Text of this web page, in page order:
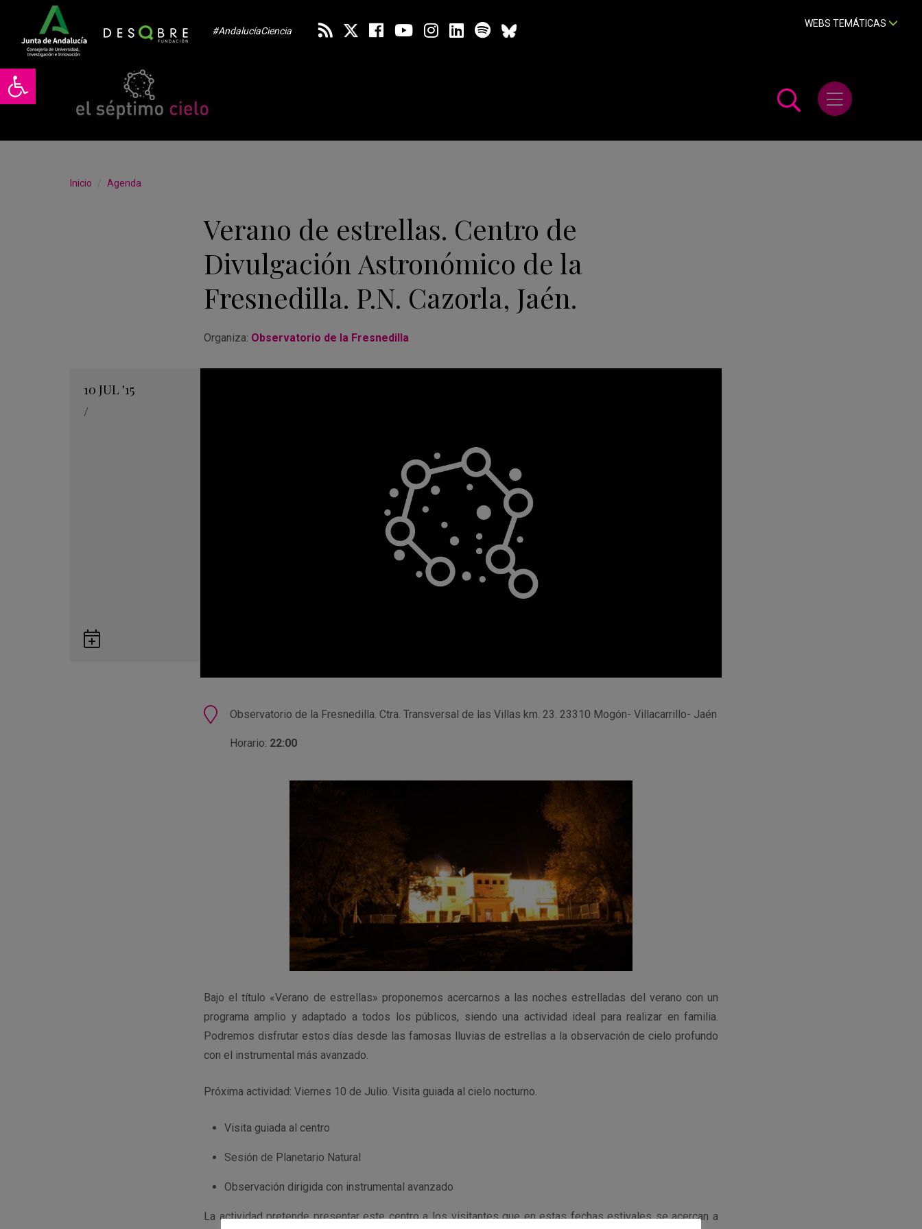
Abrir barra de herramientas
#AndalucíaCiencia
WEBS TEMÁTICAS
Abrir menú
Inicio Agenda
Verano de estrellas. Centro de
Divulgación Astronómico de la
Fresnedilla. P.N. Cazorla, Jaén.
Organiza: Observatorio de la Fresnedilla
10 JUL '15
/
Guardar
en
Ubicación
Observatorio de la Fresnedilla. Ctra. Transversal de las Villas km. 23. 23310 Mogón- Villacarrillo- Jaén
Horario: 22:00
Bajo el título «Verano de estrellas» proponemos acercarnos a las noches estrelladas del verano con un
programa amplio y adaptado a todos los públicos, siendo una actividad ideal para realizar en familia.
Podremos disfrutar estos días desde las famosas lluvias de estrellas a la observación de cielo profundo
con el instrumental más avanzado.
Próxima actividad: Viernes 10 de Julio. Visita guiada al cielo nocturno.
Visita guiada al centro
Sesión de Planetario Natural
Observación dirigida con instrumental avanzado
La actividad pretende presentar este centro a los visitantes que en estas fechas estivales se acercan a